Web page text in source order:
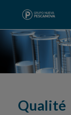
Qualité